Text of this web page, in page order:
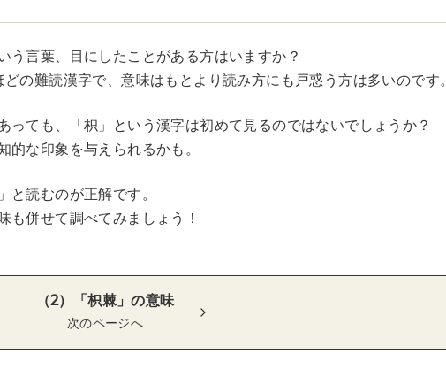
う言葉、目にしたことがある方はいますか？
の難読漢字で、意味はもとより読み方にも戸惑う方は多いのです。
っても、「枳」という漢字は初めて見るのではないでしょうか？
な印象を与えられるかも。
と読むのが正解です。
も併せて調べてみましょう！
（2）「枳棘」の意味
次のページへ